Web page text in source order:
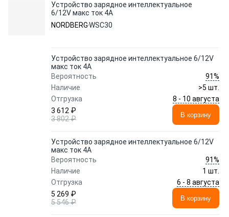
Устройство зарядное интеллектуальное
6/12V макс ток 4A
NORDBERGWSC30
Устройство зарядное интеллектуальное 6/12V
макс ток 4A
Вероятность
91%
Наличие
>5 шт.
Отгрузка
8 - 10 августа
3 612 ₽
3 802 ₽
В корзину
Устройство зарядное интеллектуальное 6/12V
макс ток 4A
Вероятность
91%
Наличие
1 шт.
Отгрузка
6 - 8 августа
5 269 ₽
5 546 ₽
В корзину